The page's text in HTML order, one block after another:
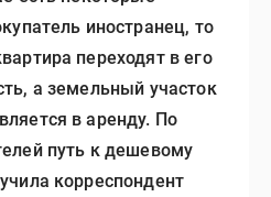
иностранец, то
переходят в его
а земельный участок
в аренду. По
путь к дешевому
корреспондент